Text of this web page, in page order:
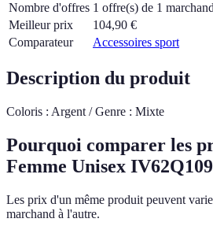
Nombre d'offres 1 offre(s) de 1
Meilleur prix
104,90 €
Comparateur
Accessoires sport
Description du produit
Coloris : Argent / Genre : Mixte
Pourquoi comparer les
Femme Unisex
Les prix d'un même produit peuvent
marchand à l'autre.